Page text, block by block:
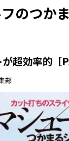
のつか
超効率的［
部